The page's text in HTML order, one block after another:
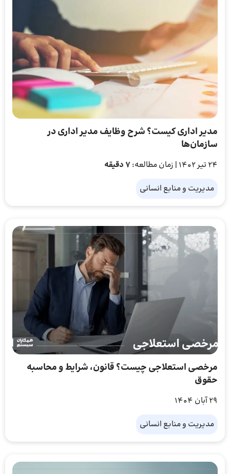
مدیر اداری کیست؟ شرح وظایف مدیر اداری در
سازمان‌ها
24 تیر 1402 | زمان مطالعه: 7 دقیقه
مدیریت و منابع انسانی
مرخصی استعلاجی چیست؟ قانون، شرایط و محاسبه
حقوق
29 آبان 1404
مدیریت و منابع انسانی